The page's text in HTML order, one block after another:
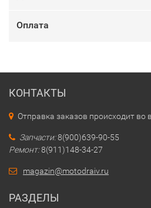
Оплата
КОНТАКТЫ
Отправка заказов происходит во
Запчасти:8(900)639-90-55
Ремонт:8(911)148-34-27
magazin@motodraiv.ru
РАЗДЕЛЫ